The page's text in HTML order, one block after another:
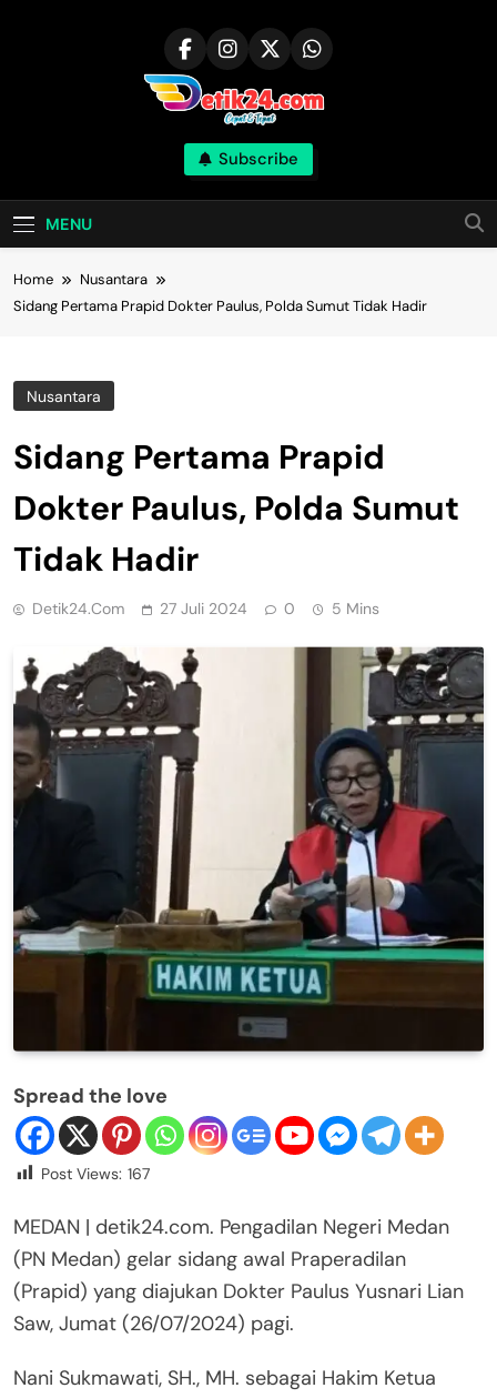
Subscribe
MENU
Home
Nusantara
Sidang Pertama Prapid Dokter Paulus, Polda Sumut Tidak Hadir
Nusantara
Sidang Pertama Prapid
Dokter Paulus, Polda Sumut
Tidak Hadir
Detik24.com 27 Juli 2024 0 5 Mins
Spread the love
Post Views: 167
MEDAN | detik24.com. Pengadilan Negeri Medan
(PN Medan) gelar sidang awal Praperadilan
(Prapid) yang diajukan Dokter Paulus Yusnari Lian
Saw, Jumat (26/07/2024) pagi.
Nani Sukmawati, SH., MH. sebagai Hakim Ketua